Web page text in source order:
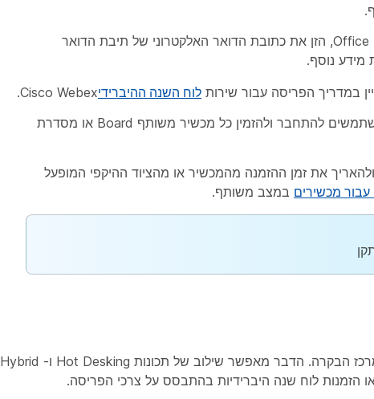
עבור מכשירים שיתוזמנו ב-Microsoft Exchange או Office 365, הזן את כתובת הדואר האלקטרוני של תיבת הדואר
מידע נוסף.
במדריך הפריסה עבור שירות לוח השנה ההיברידיCisco Webex.
חמות–אפשר עמדות עבודה חמות כדי לאפשר למשתמשים להתחבר ולהזמין כל מכשיר משותף Board או מסדרת
את זמן ההזמנה מהמכשיר או מהציוד ההיקפי המופעל
מכשירים במצב משותף.
באפשרותך להגדיר את פתרון ההזמנה מראש של שולחן העבודה החם דרך מרכז הבקרה. הדבר מאפשר שילוב של תכונות Hot Desking ו- Hybrid